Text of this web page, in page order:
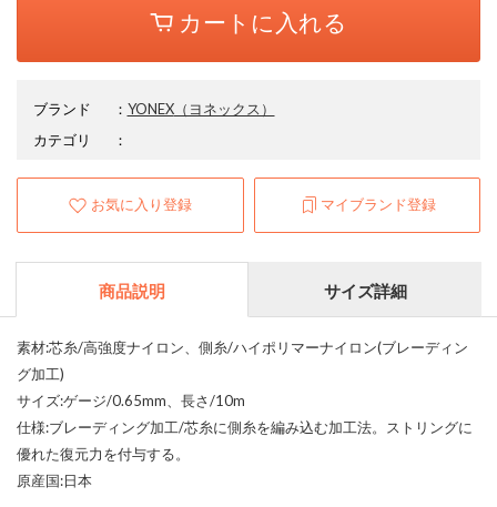
カートに入れる
ブランド ： YONEX（ヨネックス）
カテゴリ
：
お気に入り登録 マイブランド登録
商品説明 サイズ詳細
素材:芯糸/高強度ナイロン、側糸/ハイポリマーナイロン(ブレーディン
グ加工)
サイズ:ゲージ/0.65mm、長さ/10m
仕様:ブレーディング加工/芯糸に側糸を編み込む加工法。ストリングに
優れた復元力を付与する。
原産国:日本